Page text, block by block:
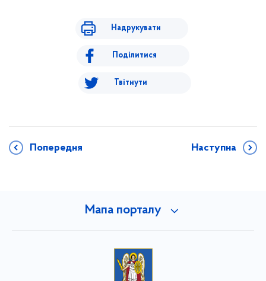
Надрукувати
Поділитися
Твітнути
Попередня Наступна
Мапа порталу